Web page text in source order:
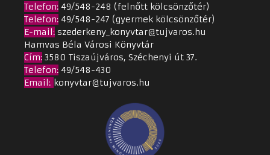
Telefon: 49/548-248 (felnőtt kölcsönzőtér)
Telefon: 49/548-247 (gyermek kölcsönzőtér)
E-mail: szederkeny_konyvtar@tujvaros.hu
Hamvas Béla Városi Könyvtár
Cím: 3580 Tiszaújváros, Széchenyi út 37.
Telefon: 49/548-430
Email: konyvtar@tujvaros.hu